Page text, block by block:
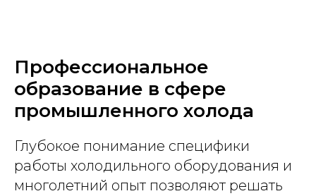
Профессиональное
образование в сфере
промышленного холода
Глубокое понимание специфики
работы холодильного оборудования и
многолетний опыт позволяют решать